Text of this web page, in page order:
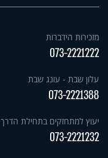
מזכירות הידברות
073-2221222
עלון שבת - עונג שבת
073-2221388
יעוץ למתחזקים בתחילת הדרך
073-2221232